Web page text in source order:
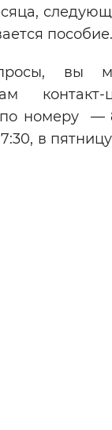
пособие.
вы
контакт-
номеру —
в